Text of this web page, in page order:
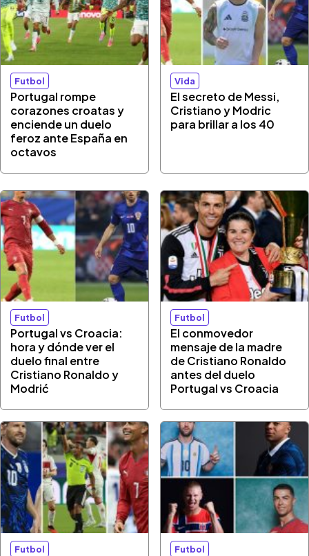
Futbol
Portugal rompe
corazones croatas y
enciende un duelo
feroz ante España en
octavos
Vida
El secreto de Messi,
Cristiano y Modric
para brillar a los 40
Futbol
Portugal vs Croacia:
hora y dónde ver el
duelo final entre
Cristiano Ronaldo y
Modrić
Futbol
El conmovedor
mensaje de la madre
de Cristiano Ronaldo
antes del duelo
Portugal vs Croacia
Futbol Futbol